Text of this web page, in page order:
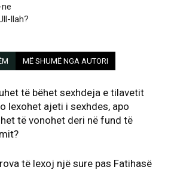
llah?
MË SHUMË NGA AUTORI
të bëhet sexhdeja e tilavetit
lexohet ajeti i sexhdes, apo
të vonohet deri në fund të
të lexoj një sure pas Fatihasë